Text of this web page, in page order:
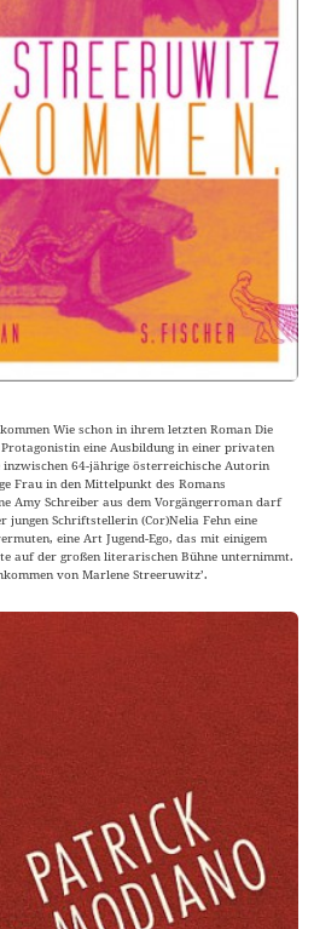
Wie schon in ihrem letzten Roman Die
eine Ausbildung in einer privaten
64-jährige österreichische Autorin
Frau in den Mittelpunkt des Romans
Amy Schreiber aus dem Vorgängerroman darf
Schriftstellerin (Cor)Nelia Fehn eine
eine Art Jugend-Ego, das mit einigem
auf der großen literarischen Bühne unternimmt.
von Marlene Streeruwitz’.